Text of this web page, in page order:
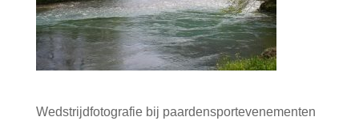
Wedstrijdfotografie bij paardensportevenementen